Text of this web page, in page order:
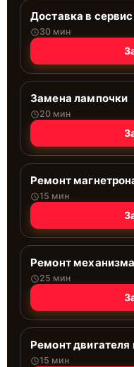
Доставка в
30 мин
Замена лампочки
20 мин
Ремонт
15 мин
Ремонт
25 мин
Ремонт двигателя
15 мин